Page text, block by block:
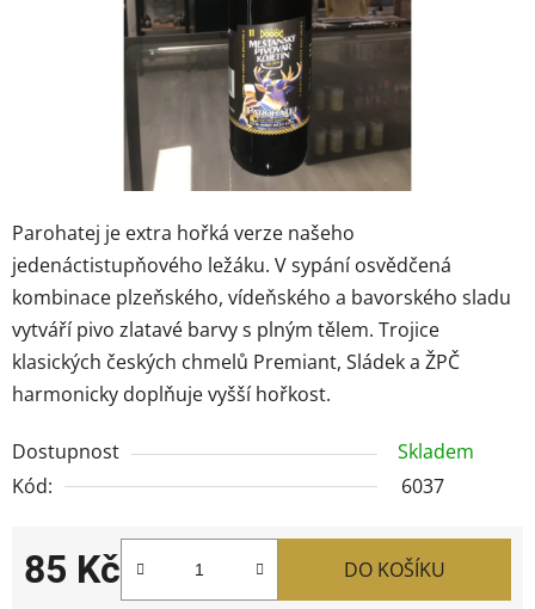
Parohatej je extra hořká verze našeho
jedenáctistupňového ležáku. V sypání osvědčená
kombinace plzeňského, vídeňského a bavorského sladu
vytváří pivo zlatavé barvy s plným tělem. Trojice
klasických českých chmelů Premiant, Sládek a ŽPČ
harmonicky doplňuje vyšší hořkost.
Dostupnost
Skladem
Kód:
6037
85 Kč DO KOŠÍKU